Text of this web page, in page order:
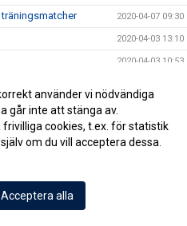
2020-04-07 09:30
2020-04-03 13:10
2020-04-03 10:53
med
2020-03-12 15:24
verksamheten
använder vi nödvändiga
går inte att stänga av.
frivilliga cookies, t.ex. för statistik
om du vill acceptera dessa.
Acceptera alla